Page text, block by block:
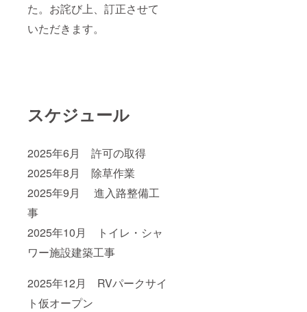
た。お詫び上、訂正させて
いただきます。
スケジュール
2025年6月 許可の取得
2025年8月 除草作業
2025年9月 進入路整備工
事
2025年10月 トイレ・シャ
ワー施設建築工事
2025年12月 RVパークサイ
ト仮オープン